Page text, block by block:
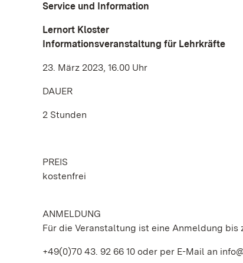
Service und Information
Lernort Kloster
Informationsveranstaltung für Lehrkräfte
23. März 2023, 16.00 Uhr
DAUER
2 Stunden
PREIS
kostenfrei
ANMELDUNG
Für die Veranstaltung ist eine Anmeldung bis
+49(0)70 43. 92 66 10 oder per E-Mail an